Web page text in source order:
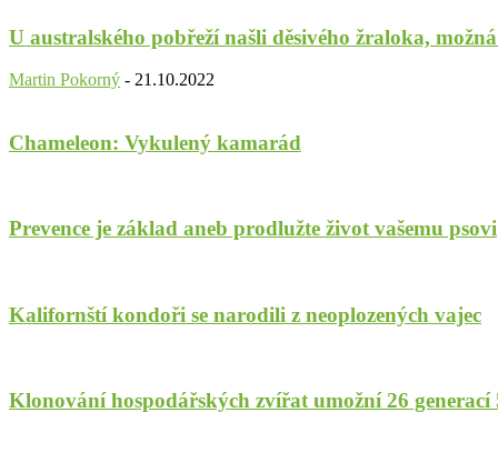
U australského pobřeží našli děsivého žraloka,
Martin Pokorný - 21.10.2022
Chameleon: Vykulený kamarád
Prevence je základ aneb prodlužte život vašemu psovi
Kalifornští kondoři se narodili z neoplozených vajec
Klonování hospodářských zvířat umožní 26 generací